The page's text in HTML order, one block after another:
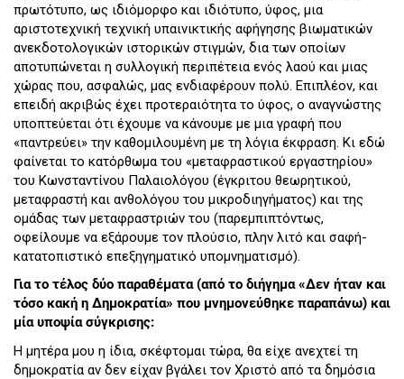
πρωτότυπο, ως ιδιόμορφο και ιδιότυπο, ύφος, μια
αριστοτεχνική τεχνική υπαινικτικής αφήγησης βιωματικών
ανεκδοτολογικών ιστορικών στιγμών, δια των οποίων
αποτυπώνεται η συλλογική περιπέτεια ενός λαού και μιας
χώρας που, ασφαλώς, μας ενδιαφέρουν πολύ. Επιπλέον, και
επειδή ακριβώς έχει προτεραιότητα το ύφος, ο αναγνώστης
υποπτεύεται ότι έχουμε να κάνουμε με μια γραφή που
«παντρεύει» την καθομιλουμένη με τη λόγια έκφραση. Κι εδώ
φαίνεται το κατόρθωμα του «μεταφραστικού εργαστηρίου»
του Κωνσταντίνου Παλαιολόγου (έγκριτου θεωρητικού,
μεταφραστή και ανθολόγου του μικροδιηγήματος) και της
ομάδας των μεταφραστριών του (παρεμπιπτόντως,
οφείλουμε να εξάρουμε τον πλούσιο, πλην λιτό και σαφή-
κατατοπιστικό επεξηγηματικό υπομνηματισμό).
Για το τέλος δύο παραθέματα (από το διήγημα «Δεν ήταν και
τόσο κακή η Δημοκρατία» που μνημονεύθηκε παραπάνω) και
μία υποψία σύγκρισης:
Η μητέρα μου η ίδια, σκέφτομαι τώρα, θα είχε ανεχτεί τη
δημοκρατία αν δεν είχαν βγάλει τον Χριστό από τα δημόσια